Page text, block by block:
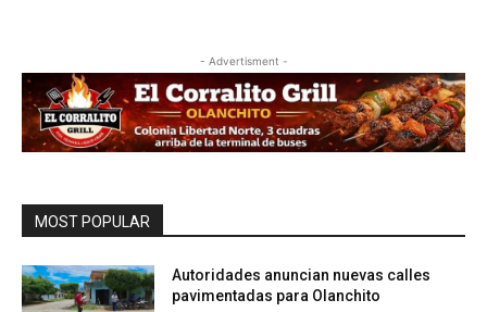
- Advertisment -
MOST POPULAR
Autoridades anuncian nuevas calles
pavimentadas para Olanchito